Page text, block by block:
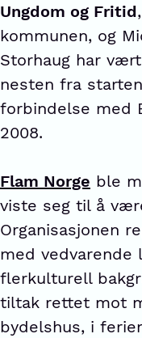
Ungdom og Fritid
kommunen, og
Storhaug har
nesten fra
forbindelse med
2008.
Flam Norge ble
viste seg til å
Organisasjonen
med vedvarende
flerkulturell
tiltak rettet mot
bydelshus, i